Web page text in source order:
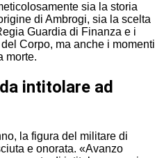
sia la storia
di Ambrogi, sia la scelta
Guardia di Finanza e i
Corpo, ma anche i momenti
morte.
intitolare ad
la figura del militare di
e onorata. «Avanzo